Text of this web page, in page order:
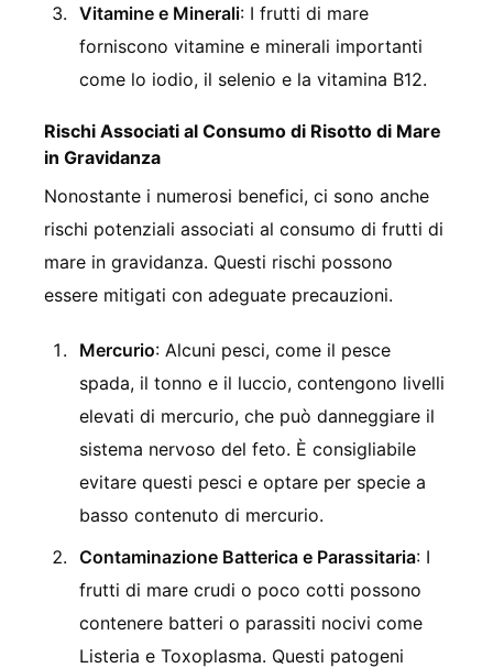
Vitamine e Minerali: I frutti di mare
forniscono vitamine e minerali importanti
come lo iodio, il selenio e la vitamina B12.
Rischi Associati al Consumo di Risotto di Mare
in Gravidanza
Nonostante i numerosi benefici, ci sono anche
rischi potenziali associati al consumo di frutti di
mare in gravidanza. Questi rischi possono
essere mitigati con adeguate precauzioni.
Mercurio: Alcuni pesci, come il pesce
spada, il tonno e il luccio, contengono livelli
elevati di mercurio, che può danneggiare il
sistema nervoso del feto. È consigliabile
evitare questi pesci e optare per specie a
basso contenuto di mercurio.
Contaminazione Batterica e Parassitaria: I
frutti di mare crudi o poco cotti possono
contenere batteri o parassiti nocivi come
Listeria e Toxoplasma. Questi patogeni